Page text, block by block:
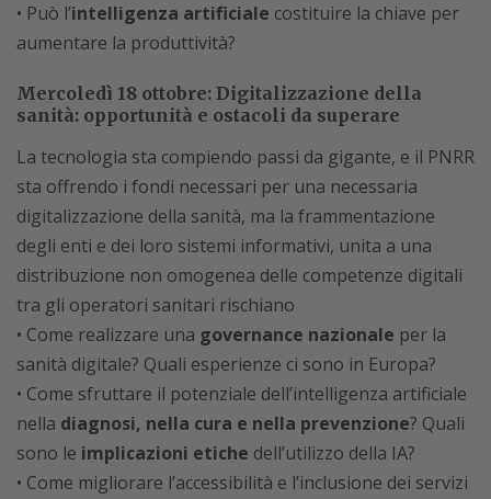
• Può l’intelligenza artificiale costituire la chiave per
aumentare la produttività?
Mercoledì 18 ottobre: Digitalizzazione della
sanità: opportunità e ostacoli da superare
La tecnologia sta compiendo passi da gigante, e il PNRR
sta offrendo i fondi necessari per una necessaria
digitalizzazione della sanità, ma la frammentazione
degli enti e dei loro sistemi informativi, unita a una
distribuzione non omogenea delle competenze digitali
tra gli operatori sanitari rischiano
• Come realizzare una governance nazionale per la
sanità digitale? Quali esperienze ci sono in Europa?
• Come sfruttare il potenziale dell’intelligenza artificiale
nella diagnosi, nella cura e nella prevenzione? Quali
sono le implicazioni etiche dell’utilizzo della IA?
• Come migliorare l’accessibilità e l’inclusione dei servizi